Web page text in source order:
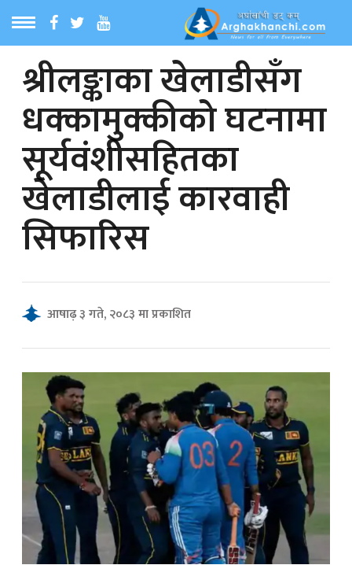
MENU
समाचार
समाचार
News
श्रीलङ्काका खेलाडीसँग
धक्कामुक्कीको घटनामा
सूर्यवंशीसहितका
खेलाडीलाई कारवाही
सिफारिस
आषाढ़ ३ गते, २०८३ मा प्रकाशित